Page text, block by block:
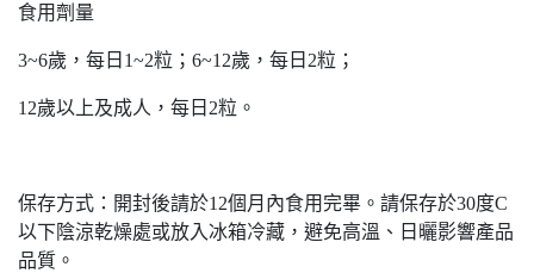
食用劑量
3~6歲，每日1~2粒；6~12歲，每日2粒；
12歲以上及成人，每日2粒。
保存方式：開封後請於12個月內食用完畢。請保存於30度C
以下陰涼乾燥處或放入冰箱冷藏，避免高溫、日曬影響產品
品質。